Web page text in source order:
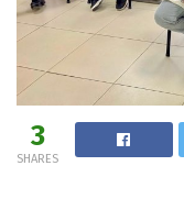
3
SHARES